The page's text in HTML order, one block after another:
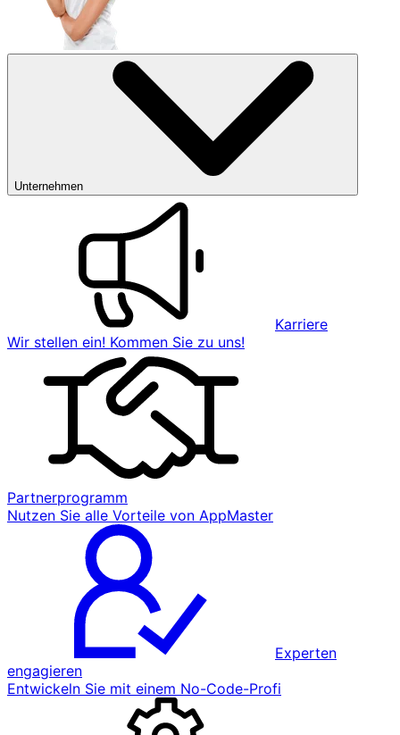
Unternehmen
Karriere
Wir stellen ein! Kommen Sie zu uns!
Partnerprogramm
Nutzen Sie alle Vorteile von AppMaster
Experten
engagieren
Entwickeln Sie mit einem No-Code-Profi